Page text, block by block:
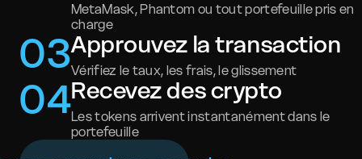
MetaMask, Phantom ou tout portefeuille pris en
charge
03Approuvez la transaction
Vérifiez le taux, les frais, le glissement
04Recevez des crypto
Les tokens arrivent instantanément dans le
portefeuille